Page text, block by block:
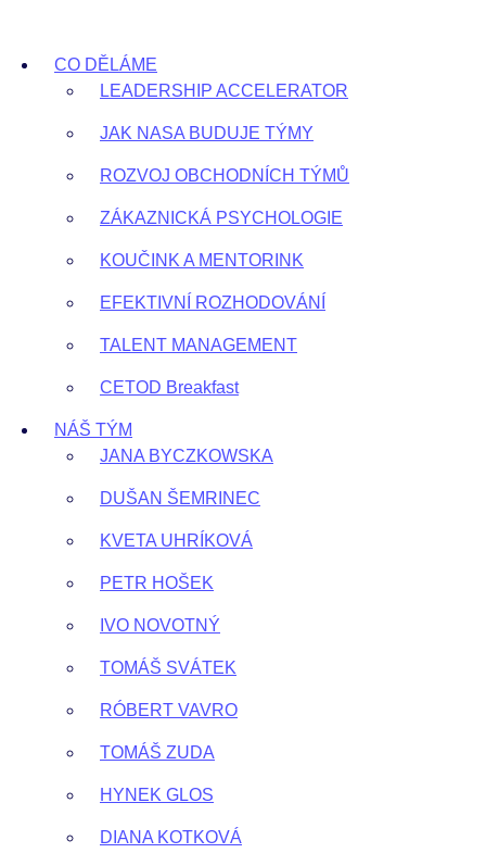
obsahuCO DĚLÁME
LEADERSHIP ACCELERATOR
JAK NASA BUDUJE TÝMY
ROZVOJ OBCHODNÍCH TÝMŮ
ZÁKAZNICKÁ PSYCHOLOGIE
KOUČINK A MENTORINK
EFEKTIVNÍ ROZHODOVÁNÍ
TALENT MANAGEMENT
CETOD Breakfast
NÁŠ TÝM
JANA BYCZKOWSKA
DUŠAN ŠEMRINEC
KVETA UHRÍKOVÁ
PETR HOŠEK
IVO NOVOTNÝ
TOMÁŠ SVÁTEK
RÓBERT VAVRO
TOMÁŠ ZUDA
HYNEK GLOS
DIANA KOTKOVÁ